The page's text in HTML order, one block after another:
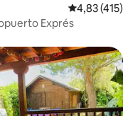
Calificación
4,83 (415)
Exprés